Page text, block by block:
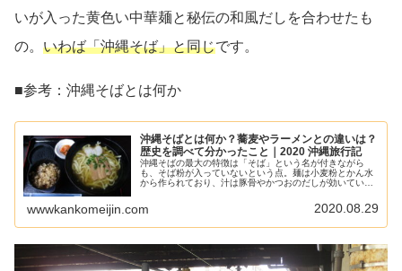
いが入った黄色い中華麺と秘伝の和風だしを合わせたも
の。 いわば「沖縄そば」と同じです。
■参考：沖縄そばとは何か
沖縄そばとは何か？蕎麦やラーメンとの違いは？
歴史を調べて分かったこと｜2020 沖縄旅行記
沖縄そばの最大の特徴は「そば」という名が付きながら
も、そば粉が入っていないという点。麺は小麦粉とかん水
から作られており、汁は豚骨やかつおのだしが効いていま
うか。今回は蕎麦とラーメンの歴史を調べて分かった「沖
縄そばとは何か」をご紹介します。
wwwkankomeijin.com 2020.08.29